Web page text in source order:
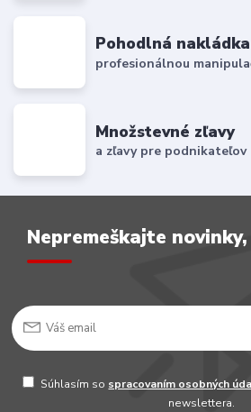
Pohodlná nakládka
profesionálnou
Množstevné zľavy
a zľavy pre podnikateľov
Nepremeškajte
Súhlasím so spracovaním osobných
newslettera.